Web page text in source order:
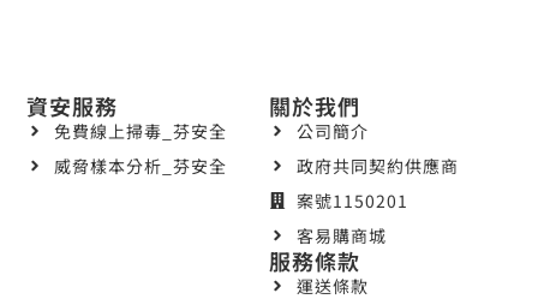
關於我們
公司簡介
政府共同契約供應商
案號1150201
客易購商城
資安服務
免費線上掃毒_芬安全
威脅樣本分析_芬安全
服務條款
運送條款